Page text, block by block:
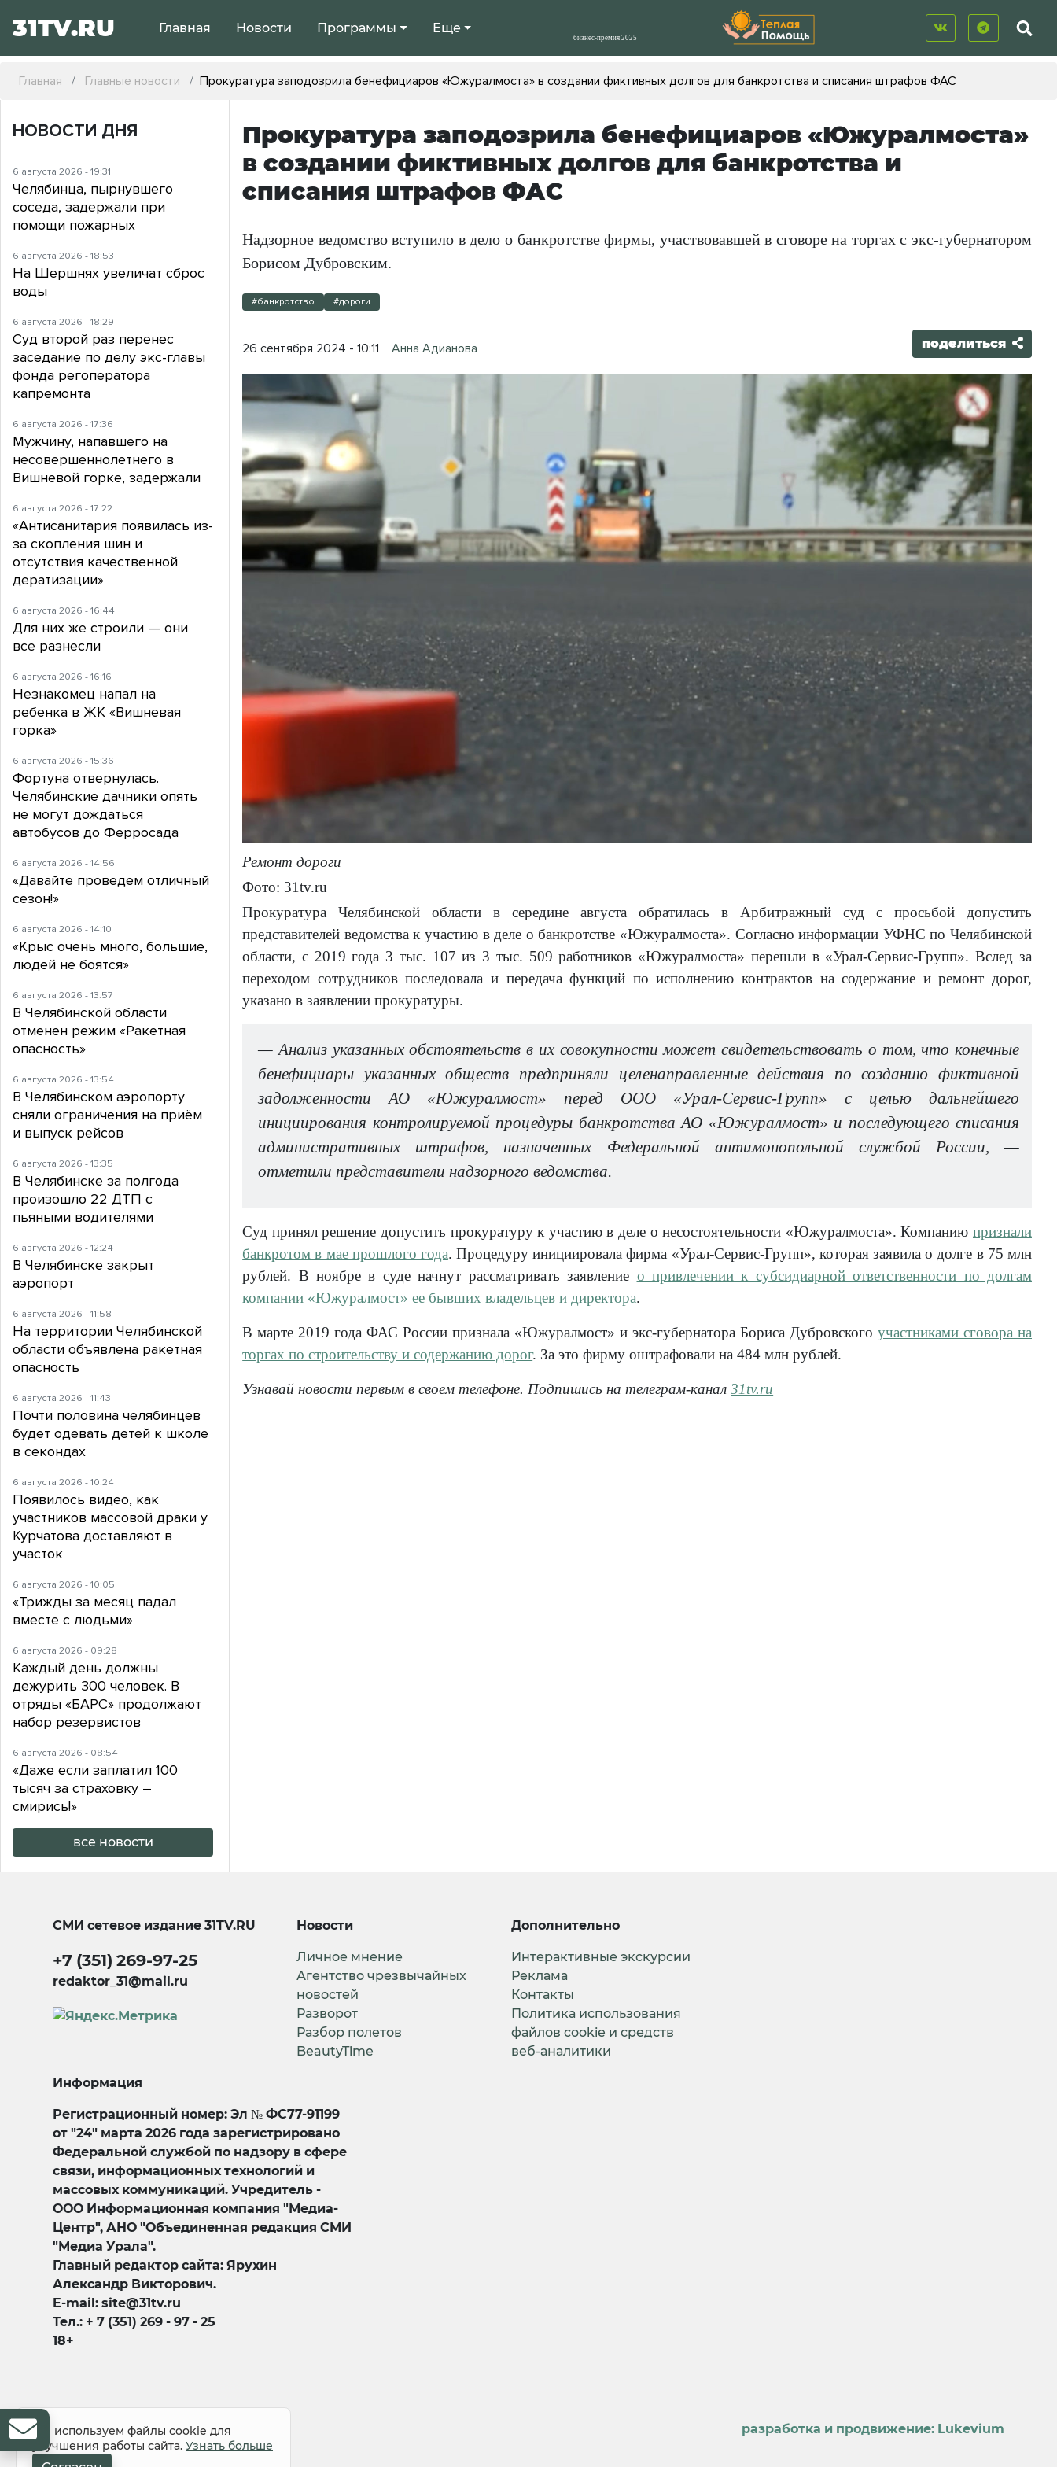
31TV.RU Главная Новости Программы Еще
Главная Главные новости Прокуратура заподозрила бенефициаров «Южуралмоста» в создании фиктивных долгов для банкротства и списания штрафов ФАС
Прокуратура заподозрила бенефициаров «Южуралмоста»
в создании фиктивных долгов для банкротства и
списания штрафов ФАС
Надзорное ведомство вступило в дело о банкротстве фирмы, участвовавшей в сговоре на торгах с экс-губернатором
Борисом Дубровским.
#банкротство #дороги
26 сентября 2024 - 10:11 Анна Адианова поделиться
Ремонт дороги
Фото: 31tv.ru
Прокуратура Челябинской области в середине августа обратилась в Арбитражный суд с просьбой допустить
представителей ведомства к участию в деле о банкротстве «Южуралмоста». Согласно информации УФНС по Челябинской
области, с 2019 года 3 тыс. 107 из 3 тыс. 509 работников «Южуралмоста» перешли в «Урал-Сервис-Групп». Вслед за
переходом сотрудников последовала и передача функций по исполнению контрактов на содержание и ремонт дорог,
указано в заявлении прокуратуры.
— Анализ указанных обстоятельств в их совокупности может свидетельствовать о том, что конечные
бенефициары указанных обществ предприняли целенаправленные действия по созданию фиктивной
задолженности АО «Южуралмост» перед ООО «Урал-Сервис-Групп» с целью дальнейшего
инициирования контролируемой процедуры банкротства АО «Южуралмост» и последующего списания
административных штрафов, назначенных Федеральной антимонопольной службой России, —
отметили представители надзорного ведомства.
Суд принял решение допустить прокуратуру к участию в деле о несостоятельности «Южуралмоста». Компанию признали
банкротом в мае прошлого года. Процедуру инициировала фирма «Урал-Сервис-Групп», которая заявила о долге в 75 млн
рублей. В ноябре в суде начнут рассматривать заявление о привлечении к субсидиарной ответственности по долгам
компании «Южуралмост» ее бывших владельцев и директора.
В марте 2019 года ФАС России признала «Южуралмост» и экс-губернатора Бориса Дубровскогоучастниками сговора на
торгах по строительству и содержанию дорог. За это фирму оштрафовали на 484 млн рублей.
Узнавай новости первым в своем телефоне. Подпишись на телеграм-канал31tv.ru
НОВОСТИ ДНЯ
6 августа 2026 - 19:31
Челябинца, пырнувшего
соседа, задержали при
помощи пожарных
6 августа 2026 - 18:53
На Шершнях увеличат сброс
воды
6 августа 2026 - 18:29
Суд второй раз перенес
заседание по делу экс-главы
фонда регоператора
капремонта
6 августа 2026 - 17:36
Мужчину, напавшего на
несовершеннолетнего в
Вишневой горке, задержали
6 августа 2026 - 17:22
«Антисанитария появилась из-
за скопления шин и
отсутствия качественной
дератизации»
6 августа 2026 - 16:44
Для них же строили — они
все разнесли
6 августа 2026 - 16:16
Незнакомец напал на
ребенка в ЖК «Вишневая
горка»
6 августа 2026 - 15:36
Фортуна отвернулась.
Челябинские дачники опять
не могут дождаться
автобусов до Ферросада
6 августа 2026 - 14:56
«Давайте проведем отличный
сезон!»
6 августа 2026 - 14:10
«Крыс очень много, большие,
людей не боятся»
6 августа 2026 - 13:57
В Челябинской области
отменен режим «Ракетная
опасность»
6 августа 2026 - 13:54
В Челябинском аэропорту
сняли ограничения на приём
и выпуск рейсов
6 августа 2026 - 13:35
В Челябинске за полгода
произошло 22 ДТП с
пьяными водителями
6 августа 2026 - 12:24
В Челябинске закрыт
аэропорт
6 августа 2026 - 11:58
На территории Челябинской
области объявлена ракетная
опасность
6 августа 2026 - 11:43
Почти половина челябинцев
будет одевать детей к школе
в секондах
6 августа 2026 - 10:24
Появилось видео, как
участников массовой драки у
Курчатова доставляют в
участок
6 августа 2026 - 10:05
«Трижды за месяц падал
вместе с людьми»
6 августа 2026 - 09:28
Каждый день должны
дежурить 300 человек. В
отряды «БАРС» продолжают
набор резервистов
6 августа 2026 - 08:54
«Даже если заплатил 100
тысяч за страховку –
смирись!»
все новости
СМИ сетевое издание31TV.RU
+7 (351) 269-97-25
redaktor_31@mail.ru
Новости
Личное мнение
Агентство чрезвычайных
новостей
Разворот
Разбор полетов
BeautyTime
Дополнительно
Интерактивные экскурсии
Реклама
Контакты
Политика использования
файлов cookie и средств
веб-аналитики
Информация
Регистрационный номер: Эл № ФС77-91199
от "24" марта 2026 года зарегистрировано
Федеральной службой по надзору в сфере
связи, информационных технологий и
массовых коммуникаций. Учредитель -
ООО Информационная компания "Медиа-
Центр", АНО "Объединенная редакция СМИ
"Медиа Урала".
Главный редактор сайта: Ярухин
Александр Викторович.
E-mail: site@31tv.ru
Тел.: + 7 (351) 269 - 97 - 25
18+
© 2008-2026 Все права защищены разработка и продвижение: Lukevium
Мы используем файлы cookie для
улучшения работы сайта. Узнать больше